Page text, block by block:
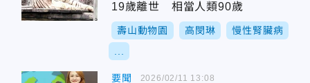
19歲離世 相當人類90歲
壽山動物園 高閔琳 慢性腎臟病
要聞 2026/02/11 13:08